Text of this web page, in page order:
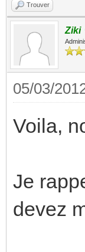
Trouver
Ziki
05/03/
Voila,
Je
devez